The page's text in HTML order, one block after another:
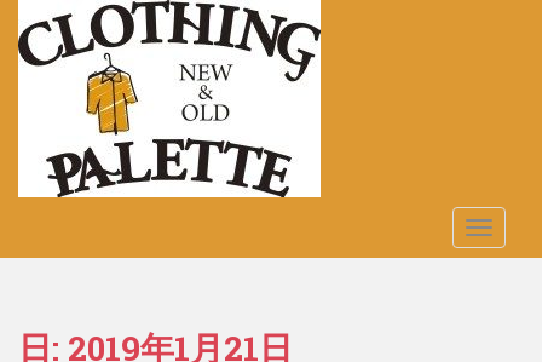
n
日: 2019年1月21日